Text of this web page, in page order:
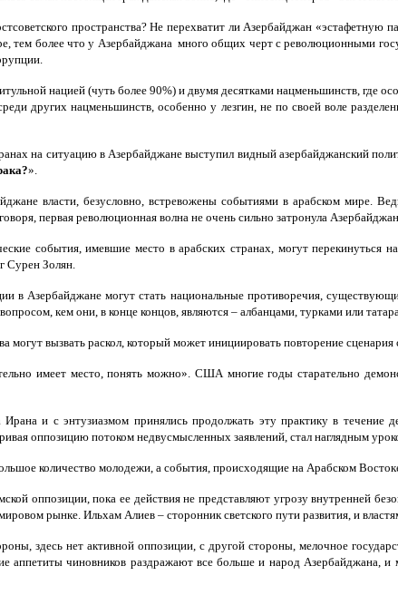
пространства? Не перехватит ли Азербайджан «эстафетную
тем более что у Азербайджана много общих черт с революционными
нацией (чуть более 90%) и двумя десятками нацменьшинств, где
других нацменьшинств, особенно у лезгин, не по своей воле
на ситуацию в Азербайджане выступил видный азербайджанский
».
власти, безусловно, встревожены событиями в арабском мире.
первая революционная волна не очень сильно затронула
события, имевшие место в арабских странах, могут
Сурен Золян.
в Азербайджане могут стать национальные противоречия,
кем они, в конце концов, являются – албанцами, турками или
вызвать раскол, который может инициировать повторение сценария
имеет место, понять можно». США многие годы старательно
и с энтузиазмом принялись продолжать эту практику в течение
оппозицию потоком недвусмысленных заявлений, стал наглядным
количество молодежи, а события, происходящие на Арабском
оппозиции, пока ее действия не представляют угрозу внутренней
рынке. Ильхам Алиев – сторонник светского пути развития, и
здесь нет активной оппозиции, с другой стороны, мелочное
аппетиты чиновников раздражают все больше и народ Азербайджана,